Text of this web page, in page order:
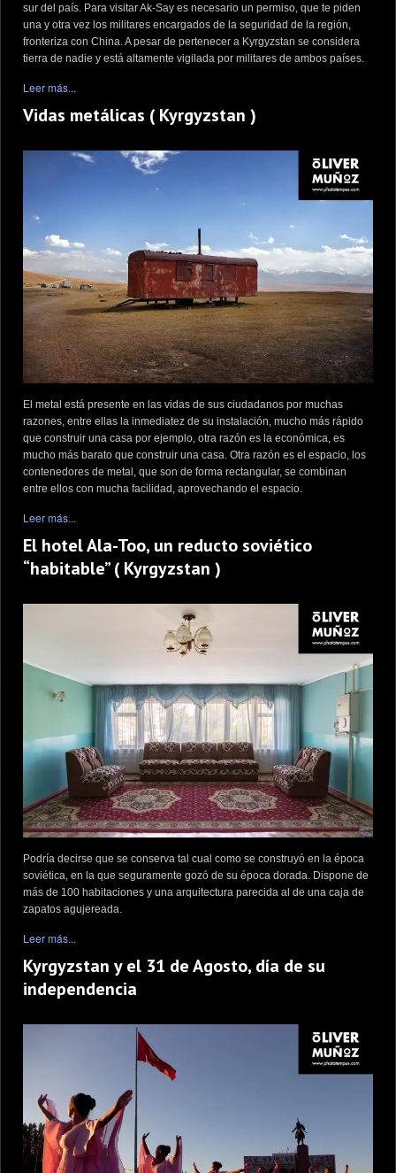
sur del país. Para visitar Ak-Say es necesario un permiso, que te piden
una y otra vez los militares encargados de la seguridad de la región,
fronteriza con China. A pesar de pertenecer a Kyrgyzstan se considera
tierra de nadie y está altamente vigilada por militares de ambos países.
Leer más...
Vidas metálicas ( Kyrgyzstan )
El metal está presente en las vidas de sus ciudadanos por muchas
razones, entre ellas la inmediatez de su instalación, mucho más rápido
que construir una casa por ejemplo, otra razón es la económica, es
mucho más barato que construir una casa. Otra razón es el espacio, los
contenedores de metal, que son de forma rectangular, se combinan
entre ellos con mucha facilidad, aprovechando el espacio.
Leer más...
El hotel Ala-Too, un reducto soviético
“habitable” ( Kyrgyzstan )
Podría decirse que se conserva tal cual como se construyó en la época
soviética, en la que seguramente gozó de su época dorada. Dispone de
más de 100 habitaciones y una arquitectura parecida al de una caja de
zapatos agujereada.
Leer más...
Kyrgyzstan y el 31 de Agosto, día de su
independencia